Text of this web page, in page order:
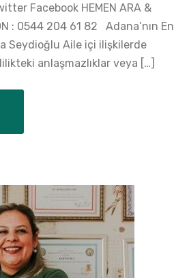
Facebook HEMEN ARA &
: 0544 204 61 82 Adana’nın En
Seydioğlu Aile içi ilişkilerde
anlaşmazlıklar veya […]